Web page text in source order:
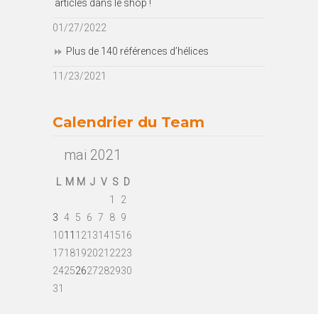
articles dans le shop !
01/27/2022
Plus de 140 références d’hélices
11/23/2021
Calendrier du Team
mai 2021
L M M J V S D
1
2
3 4 5 6 7 8 9
1011 1213141516
1718192021 2223
24252627282930
31